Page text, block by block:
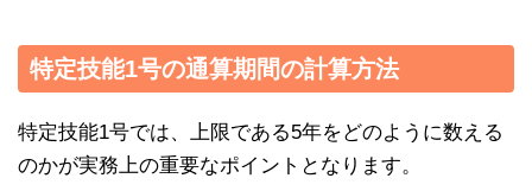
特定技能1号の通算期間の計算方法
特定技能1号では、上限である5年をどのように数える
のかが実務上の重要なポイントとなります。